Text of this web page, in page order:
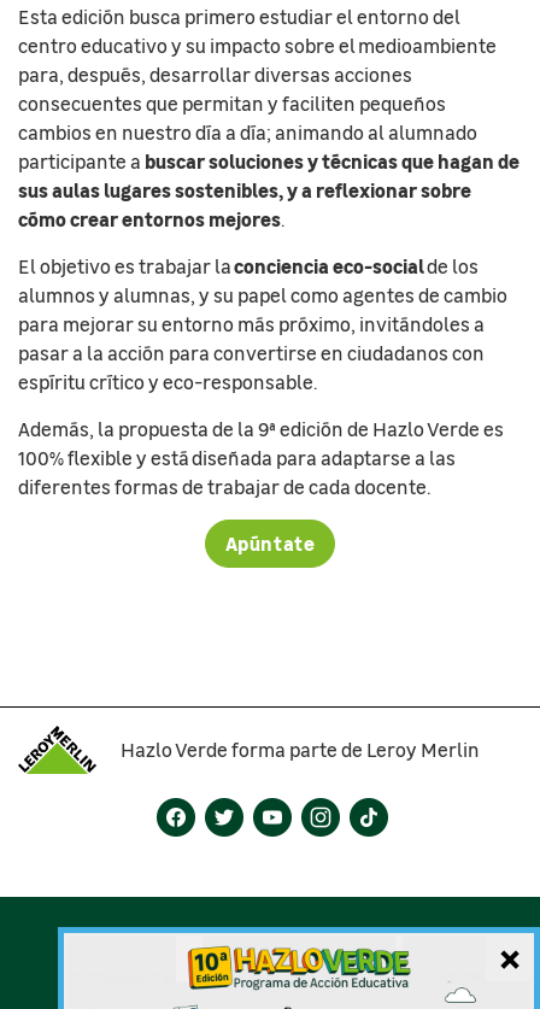
×
Esta edición busca primero estudiar el entorno del
centro educativo y su impacto sobre el medioambiente
para, después, desarrollar diversas acciones
consecuentes que permitan y faciliten pequeños
cambios en nuestro día a día; animando al alumnado
participante abuscar soluciones y técnicas que hagan de
sus aulas lugares sostenibles, y a reflexionar sobre
cómo crear entornos mejores.
El objetivo es trabajar laconciencia eco-socialde los
alumnos y alumnas, y su papel como agentes de cambio
para mejorar su entorno más próximo, invitándoles a
pasar a la acción para convertirse en ciudadanos con
espíritu crítico y eco-responsable.
Además, la propuesta de la 9ª edición de Hazlo Verde es
100% flexible y está diseñada para adaptarse a las
diferentes formas de trabajar de cada docente.
Apúntate
Hazlo Verde forma parte de Leroy Merlin
Bases del concurso
Mapa Web